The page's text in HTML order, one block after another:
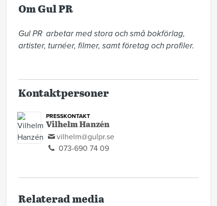
Om Gul PR
Gul PR  arbetar med stora och små bokförlag,
artister, turnéer, filmer, samt företag och profiler.
Kontaktpersoner
PRESSKONTAKT
Vilhelm Hanzén
vilhelm@gulpr.se
073-690 74 09
Relaterad media